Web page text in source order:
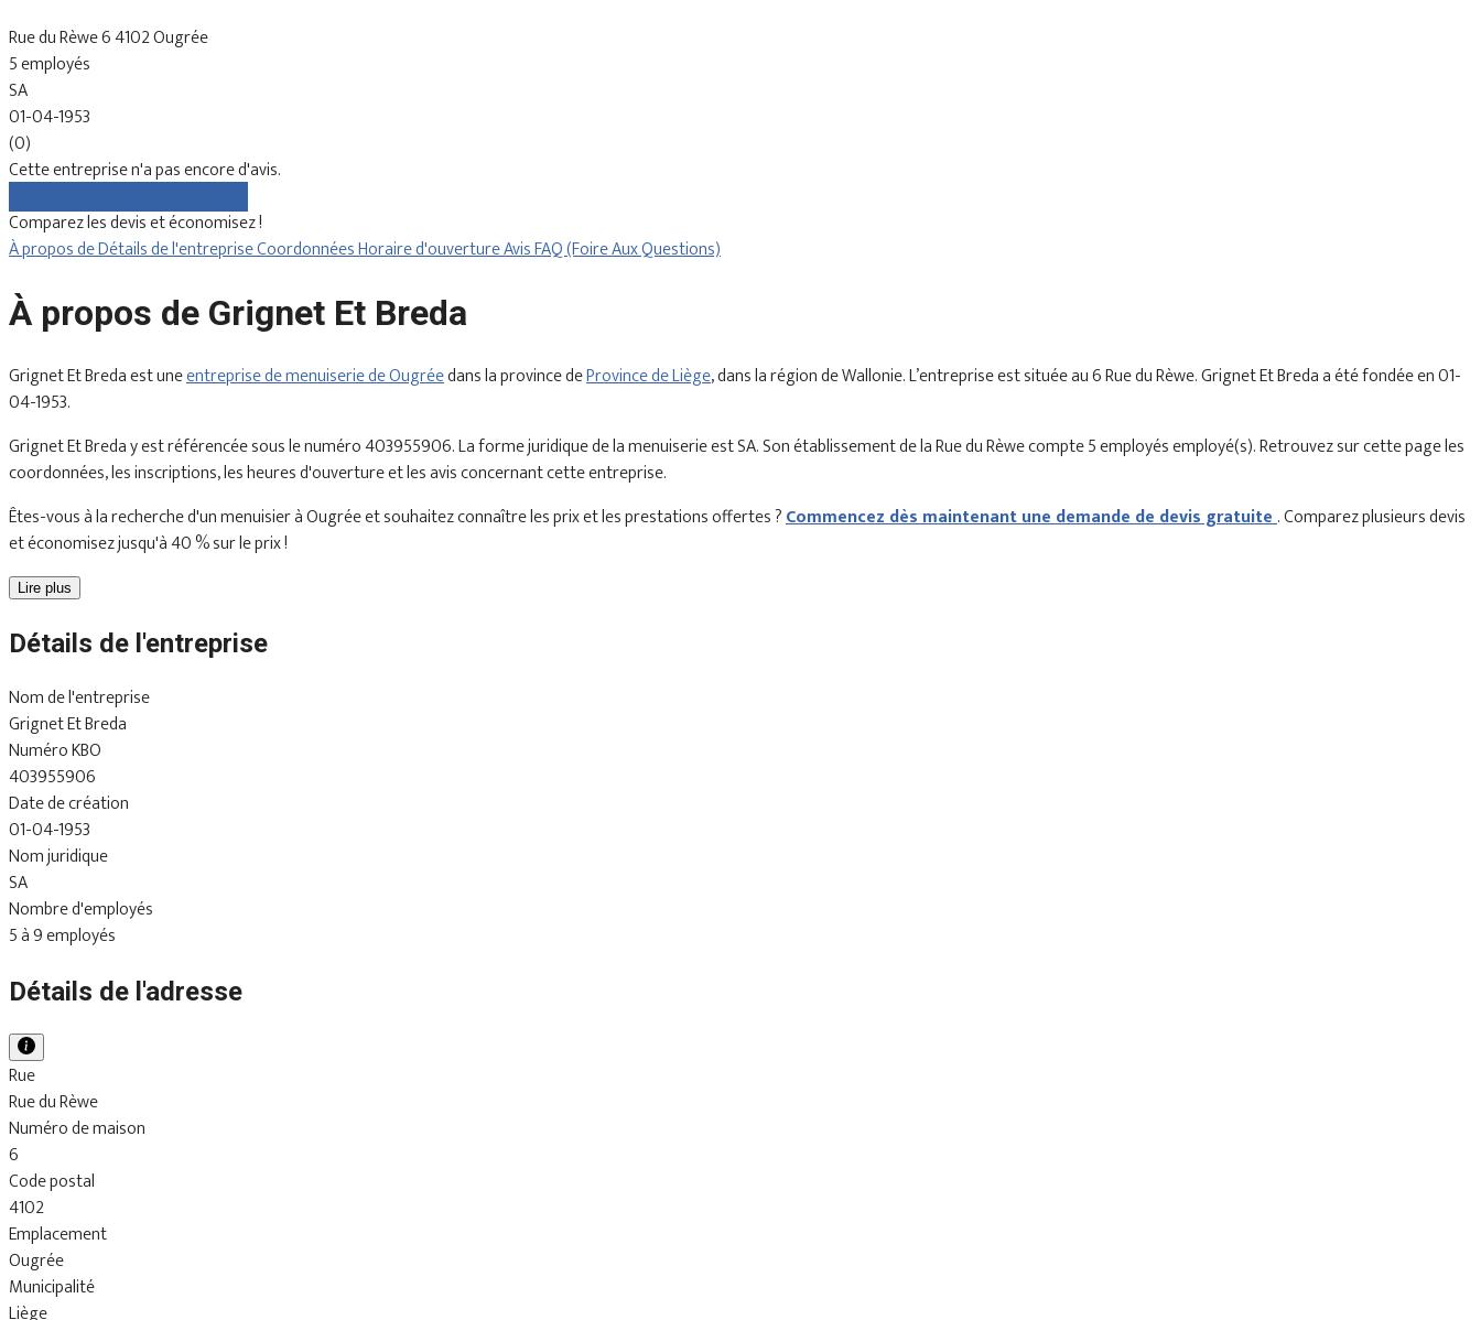
Rue du Rèwe 6 4102 Ougrée
5 employés
SA
01-04-1953
(0)
Cette entreprise n'a pas encore d'avis.
Comparez les devis et économisez !
À propos deDétails de l'entrepriseCoordonnéesHoraire d'ouvertureAvisFAQ (Foire Aux Questions)
À propos de Grignet Et Breda
Grignet Et Breda est uneentreprise de menuiserie de Ougréedans la province deProvince de Liège, dans la région de Wallonie. L’entreprise est située au 6 Rue du Rèwe. Grignet Et Breda a été fondée en 01-
04-1953.
Grignet Et Breda y est référencée sous le numéro 403955906. La forme juridique de la menuiserie est SA. Son établissement de la Rue du Rèwe compte 5 employés employé(s). Retrouvez sur cette page les
coordonnées, les inscriptions, les heures d'ouverture et les avis concernant cette entreprise.
Êtes-vous à la recherche d'un menuisier à Ougrée et souhaitez connaître les prix et les prestations offertes ?Commencez dès maintenant une demande de devis gratuite. Comparez plusieurs devis
et économisez jusqu'à 40 % sur le prix !
Lire plus
Détails de l'entreprise
Nom de l'entreprise
Grignet Et Breda
Numéro KBO
403955906
Date de création
01-04-1953
Nom juridique
SA
Nombre d'employés
5 à 9 employés
Détails de l'adresse
Rue
Rue du Rèwe
Numéro de maison
6
Code postal
4102
Emplacement
Ougrée
Municipalité
Liège